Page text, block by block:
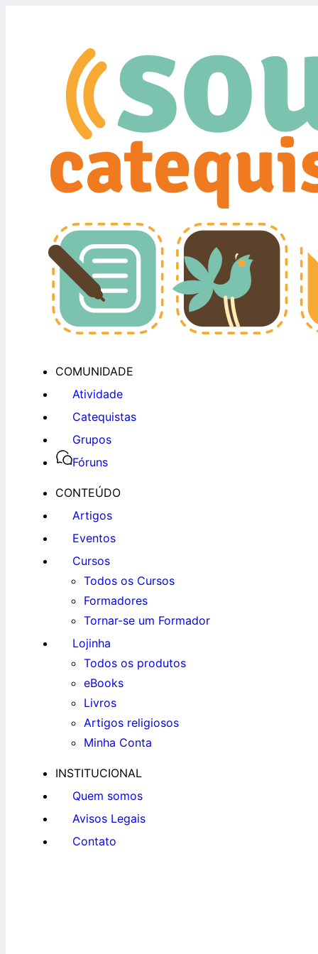
COMUNIDADE
Atividade
Catequistas
Grupos
Fóruns
CONTEÚDO
Artigos
Eventos
Cursos
Todos os Cursos
Formadores
Tornar-se um Formador
Lojinha
Todos os produtos
eBooks
Livros
Artigos religiosos
Minha Conta
INSTITUCIONAL
Quem somos
Avisos Legais
Contato